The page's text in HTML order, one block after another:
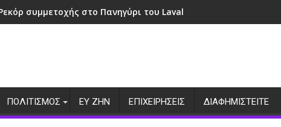
να ζήσουμε την περιπέτεια μαζί!» Ο ελληνικός
ΠΟΛΙΤΙΣΜΟΣ ΕΥ ΖΗΝ ΕΠΙΧΕΙΡΗΣΕΙΣ ΔΙΑΦΗΜΙΣΤΕΙΤΕ